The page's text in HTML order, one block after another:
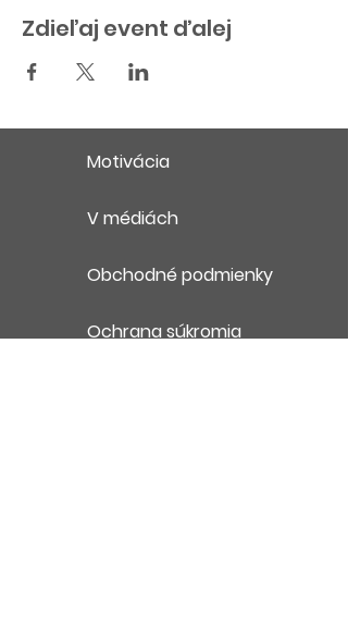
Zdieľaj event ďalej
Motivácia
V médiách
Obchodné podmienky
Ochrana súkromia